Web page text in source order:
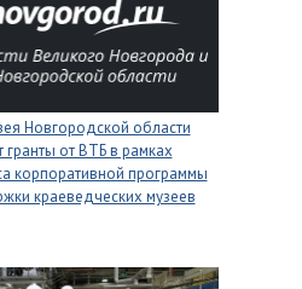
Новгородской области
гранты от ВТБ в рамках
корпоративной программы
краеведческих музеев